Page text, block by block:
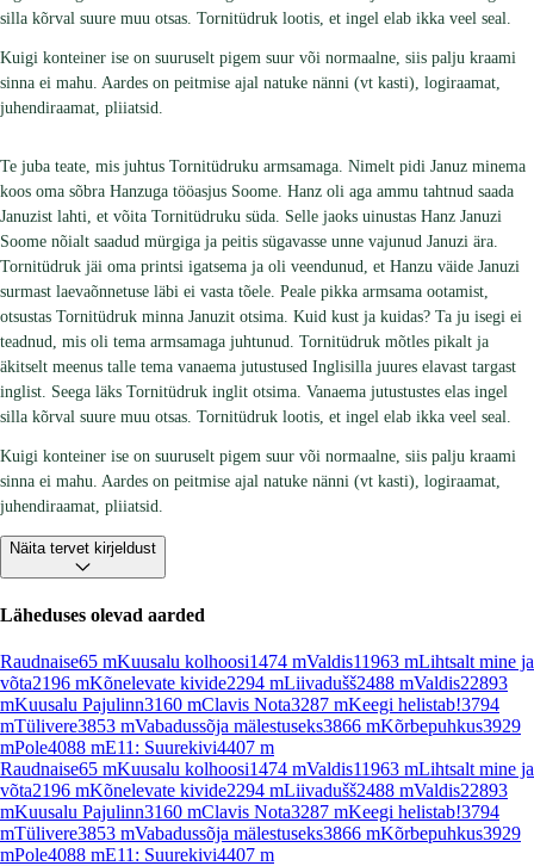
silla kõrval suure muu otsas. Tornitüdruk lootis, et ingel elab ikka veel seal.
Kuigi konteiner ise on suuruselt pigem suur või normaalne, siis palju kraami
sinna ei mahu. Aardes on peitmise ajal natuke nänni (vt kasti), logiraamat,
juhendiraamat, pliiatsid.
Te juba teate, mis juhtus Tornitüdruku armsamaga. Nimelt pidi Januz minema
koos oma sõbra Hanzuga tööasjus Soome. Hanz oli aga ammu tahtnud saada
Januzist lahti, et võita Tornitüdruku süda. Selle jaoks uinustas Hanz Januzi
Soome nõialt saadud mürgiga ja peitis sügavasse unne vajunud Januzi ära.
Tornitüdruk jäi oma printsi igatsema ja oli veendunud, et Hanzu väide Januzi
surmast laevaõnnetuse läbi ei vasta tõele. Peale pikka armsama ootamist,
otsustas Tornitüdruk minna Januzit otsima. Kuid kust ja kuidas? Ta ju isegi ei
teadnud, mis oli tema armsamaga juhtunud. Tornitüdruk mõtles pikalt ja
äkitselt meenus talle tema vanaema jutustused Inglisilla juures elavast targast
inglist. Seega läks Tornitüdruk inglit otsima. Vanaema jutustustes elas ingel
silla kõrval suure muu otsas. Tornitüdruk lootis, et ingel elab ikka veel seal.
Kuigi konteiner ise on suuruselt pigem suur või normaalne, siis palju kraami
sinna ei mahu. Aardes on peitmise ajal natuke nänni (vt kasti), logiraamat,
juhendiraamat, pliiatsid.
Näita tervet kirjeldust
Läheduses olevad aarded
Raudnaise65 mKuusalu kolhoosi1474 mValdis11963 mLihtsalt mine ja
võta2196 mKõnelevate kivide2294 mLiivadušš2488 mValdis22893
mKuusalu Pajulinn3160 mClavis Nota3287 mKeegi helistab!3794
mTülivere3853 mVabadussõja mälestuseks3866 mKõrbepuhkus3929
mPole4088 mE11: Suurekivi4407 m
Raudnaise65 mKuusalu kolhoosi1474 mValdis11963 mLihtsalt mine ja
võta2196 mKõnelevate kivide2294 mLiivadušš2488 mValdis22893
mKuusalu Pajulinn3160 mClavis Nota3287 mKeegi helistab!3794
mTülivere3853 mVabadussõja mälestuseks3866 mKõrbepuhkus3929
mPole4088 mE11: Suurekivi4407 m